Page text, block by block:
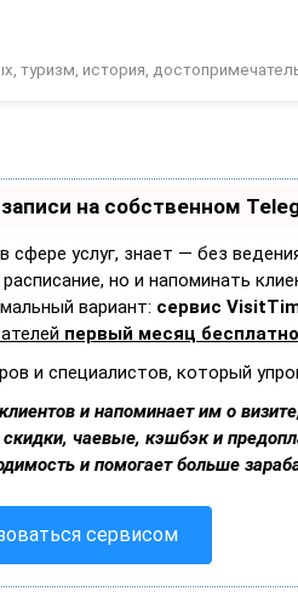
туризм, история,
на собственном
сфере услуг, знает — без
но и напоминать
вариант: сервис
первый месяц бесплатно
и специалистов, который
и напоминает им о
скидки, чаевые, кэшбэк и
и помогает больше
сервисом